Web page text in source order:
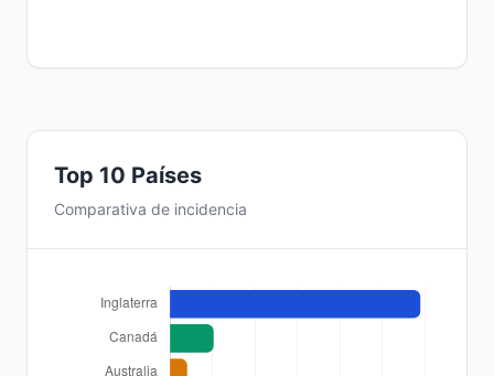
Top 10 Países
Comparativa de incidencia